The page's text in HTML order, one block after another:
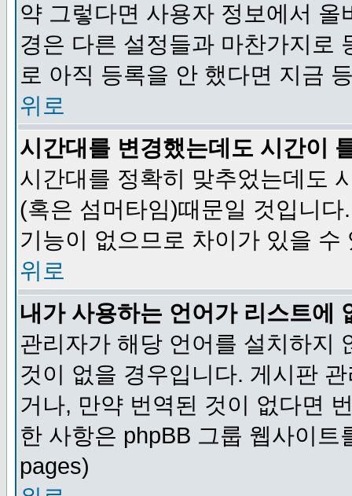
약 그렇다면 사용자 정보에서
경은 다른 설정들과 마찬가지로
로 아직 등록을 안 했다면 지금
위로
시간대를 변경했는데도 시간이
시간대를 정확히 맞추었는데도
(혹은 섬머타임)때문일 것입니
기능이 없으므로 차이가 있을 수
위로
내가 사용하는 언어가 리스트에
관리자가 해당 언어를 설치하지
것이 없을 경우입니다. 게시판
거나, 만약 번역된 것이 없다면
한 사항은 phpBB 그룹 웹사이
pages)